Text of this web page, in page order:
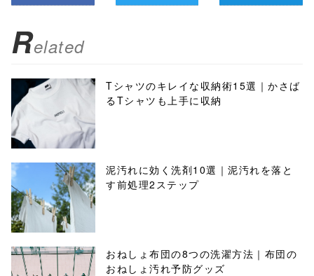
Related
Tシャツのキレイな収納術15選｜かさば
るTシャツも上手に収納
泥汚れに効く洗剤10選｜泥汚れを落と
す前処理2ステップ
おねしょ布団の8つの洗濯方法｜布団の
おねしょ汚れ予防グッズ